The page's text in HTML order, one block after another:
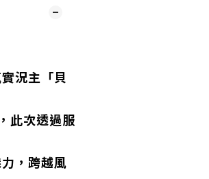
況主「貝
此次透過服
，跨越風